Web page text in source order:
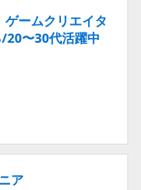
ゲームクリエイタ
20〜30代活躍中
ア